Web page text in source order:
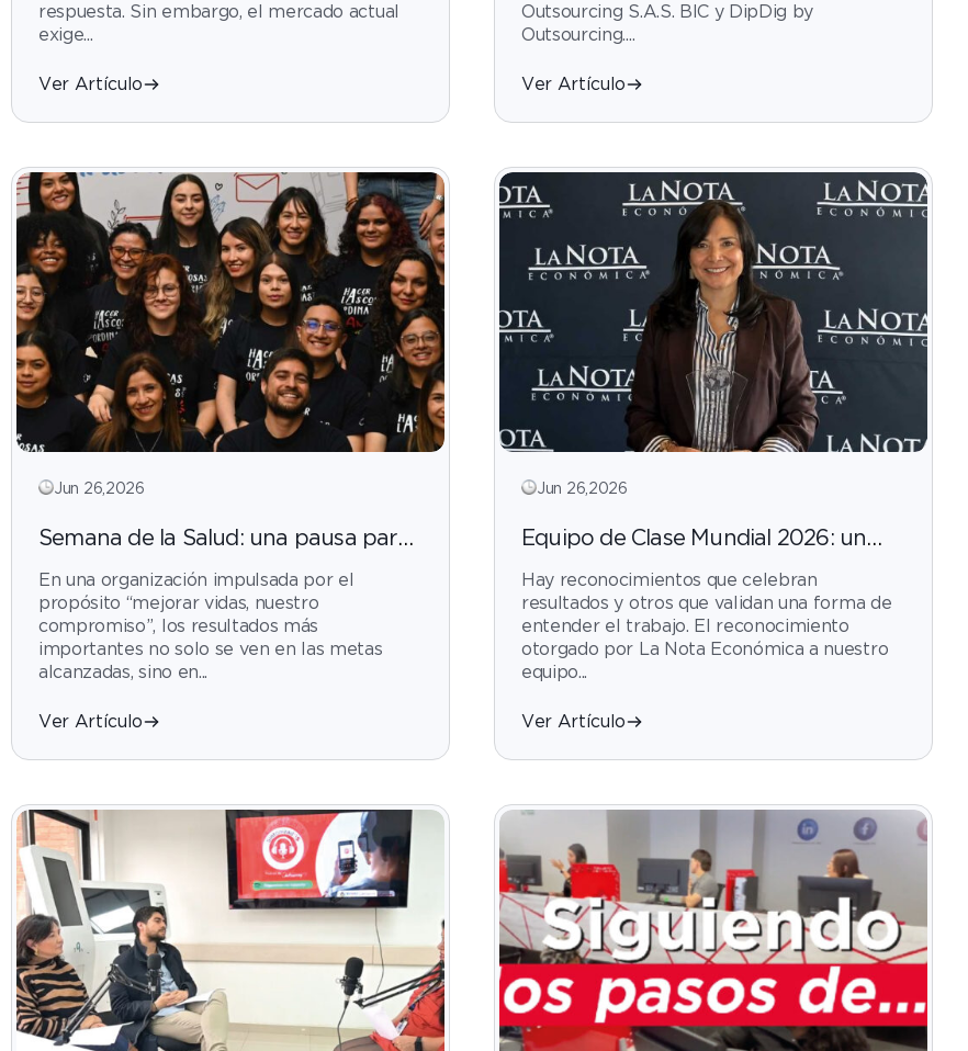
respuesta. Sin embargo, el mercado actual
exige...
Ver Artículo
Outsourcing S.A.S. BIC y DipDig by
Outsourcing....
Ver Artículo
Jun 26,2026
Semana de la Salud: una pausa para
organización
En una organización impulsada por el
propósito “mejorar vidas, nuestro
compromiso”, los resultados más
importantes no solo se ven en las metas
alcanzadas, sino en...
Ver Artículo
Jun 26,2026
Equipo de Clase Mundial 2026: un
de nuestra cultura
Hay reconocimientos que celebran
resultados y otros que validan una forma de
entender el trabajo. El reconocimiento
otorgado por La Nota Económica a nuestro
equipo...
Ver Artículo